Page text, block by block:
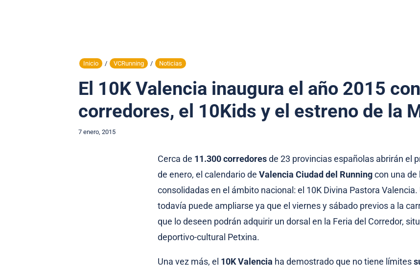
Inicio / VCRunning / Noticias
El 10K Valencia inaugura el año 2015
corredores, el 10Kids y el estreno de la
7 enero, 2015
Cerca de 11.300 corredoresde 23 provincias españolas abrirán el
de enero, el calendario de Valencia Ciudad del Runningcon una de
consolidadas en el ámbito nacional: el 10K Divina Pastora Valencia.
todavía puede ampliarse ya que el viernes y sábado previos a la
que lo deseen podrán adquirir un dorsal en la Feria del Corredor,
deportivo-cultural Petxina.
Una vez más, el 10K Valencia ha demostrado que no tiene límites